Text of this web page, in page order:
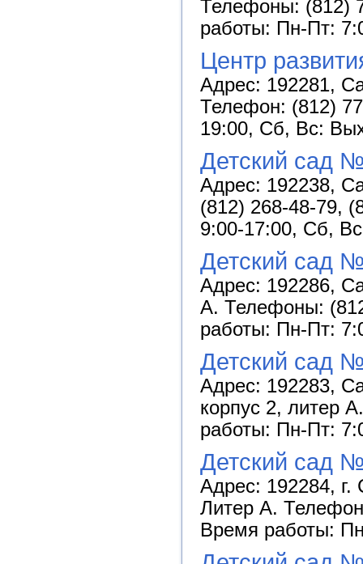
Телефоны: (812)
работы: Пн-Пт:
Центр
Адрес: 192281,
Телефон: (812)
19:00, Сб, Вс:
Детский сад
Адрес: 192238,
(812) 268-48-79,
9:00-17:00, Сб,
Детский сад
Адрес: 192286,
А. Телефоны:
работы: Пн-Пт:
Детский сад
Адрес: 192283,
корпус 2, литер
работы: Пн-Пт:
Детский сад
Адрес: 192284, г.
Литер А.
Время работы: